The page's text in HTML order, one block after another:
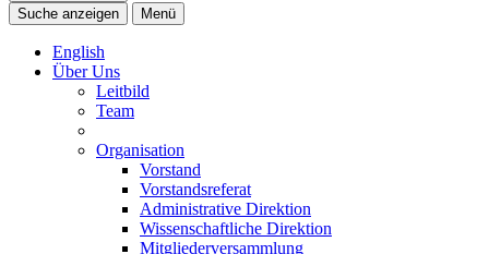
Suche anzeigen
Menü
English
Über Uns
Leitbild
Team
Organisation
Vorstand
Vorstandsreferat
Administrative Direktion
Wissenschaftliche Direktion
Mitgliederversammlung